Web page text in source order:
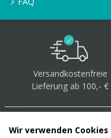
Versandkostenfreie
Lieferung ab 100,- €
Wir verwenden Cookies